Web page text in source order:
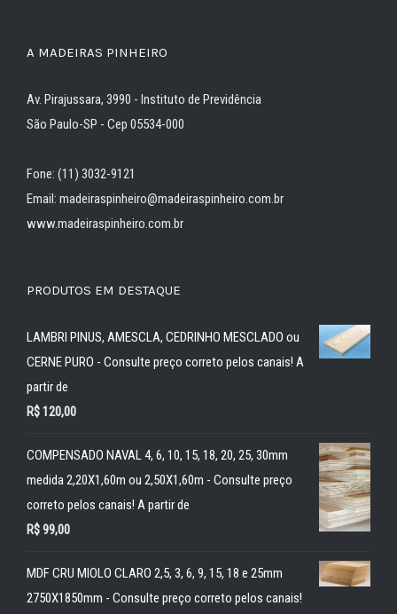
A MADEIRAS PINHEIRO
Av. Pirajussara, 3990 - Instituto de Previdência
São Paulo-SP - Cep 05534-000
Fone: (11) 3032-9121
Email: madeiraspinheiro@madeiraspinheiro.com.br
www.madeiraspinheiro.com.br
PRODUTOS EM DESTAQUE
LAMBRI PINUS, AMESCLA, CEDRINHO MESCLADO ou
CERNE PURO - Consulte preço correto pelos canais! A
partir de
R$120,00
COMPENSADO NAVAL 4, 6, 10, 15, 18, 20, 25, 30mm
medida 2,20X1,60m ou 2,50X1,60m - Consulte preço
correto pelos canais! A partir de
R$99,00
MDF CRU MIOLO CLARO 2,5, 3, 6, 9, 15, 18 e 25mm
2750X1850mm - Consulte preço correto pelos canais!